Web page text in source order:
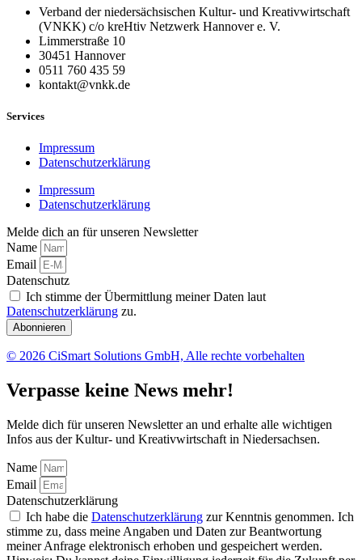
Verband der niedersächsischen Kultur- und Kreativwirtschaft
(VNKK) c/o kreHtiv Netzwerk Hannover e. V.
Limmerstraße 10
30451 Hannover
0511 760 435 59
kontakt@vnkk.de
Services
Impressum
Datenschutzerklärung
Impressum
Datenschutzerklärung
Melde dich an für unseren Newsletter
Name
Email
Datenschutz
Ich stimme der Übermittlung meiner Daten laut
Datenschutzerklärung zu.
Abonnieren
© 2026 CiSmart Solutions GmbH, Alle rechte vorbehalten
Verpasse keine News mehr!
Melde dich für unseren Newsletter an und erhalte alle wichtigen
Infos aus der Kultur- und Kreativwirtschaft in Niedersachsen.
Name
Email
Datenschutzerklärung
Ich habe die Datenschutzerklärung zur Kenntnis genommen. Ich
stimme zu, dass meine Angaben und Daten zur Beantwortung
meiner Anfrage elektronisch erhoben und gespeichert werden.